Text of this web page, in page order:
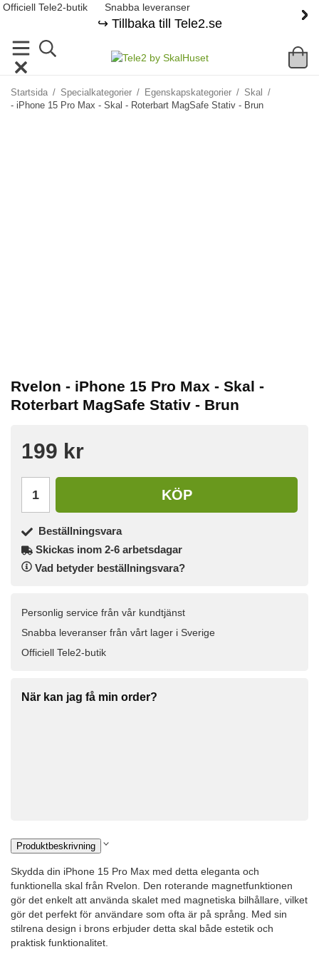
Officiell Tele2-butik Snabba leveranser
↪️ Tillbaka till Tele2.se
Startsida / Specialkategorier / Egenskapskategorier / Skal
/
- iPhone 15 Pro Max - Skal - Roterbart MagSafe Stativ - Brun
Rvelon - iPhone 15 Pro Max - Skal -
Roterbart MagSafe Stativ - Brun
199 kr
KÖP
Beställningsvara
Skickas inom 2-6 arbetsdagar
Vad betyder beställningsvara?
Personlig service från vår kundtjänst
Snabba leveranser från vårt lager i Sverige
Officiell Tele2-butik
När kan jag få min order?
Produktbeskrivning
Skydda din iPhone 15 Pro Max med detta eleganta och
funktionella skal från Rvelon. Den roterande magnetfunktionen
gör det enkelt att använda skalet med magnetiska bilhållare, vilket
gör det perfekt för användare som ofta är på språng. Med sin
stilrena design i brons erbjuder detta skal både estetik och
praktisk funktionalitet.